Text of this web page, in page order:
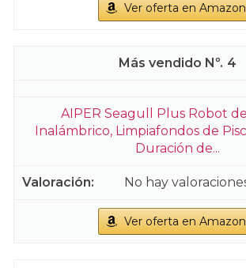
Ver oferta en Amazon
4
AIPER Seagull Plus Robot
Inalámbrico, Limpiafondos de
Duración de...
No hay
Ver oferta en Amazon